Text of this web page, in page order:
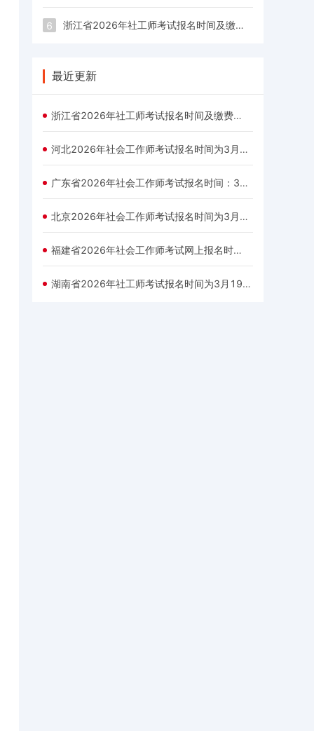
6 浙江省2026年社工师考试报名时间及缴费时间为3月17日9:00至3月27日
最近更新
浙江省2026年社工师考试报名时间及缴费时间为3月17日9:00至3月27日
河北2026年社会工作师考试报名时间为3月17日9时
广东省2026年社会工作师考试报名时间：3月16日9:00-3月26日
北京2026年社会工作师考试报名时间为3月16日至3月25日
福建省2026年社会工作师考试网上报名时间：3月16日至3月25日
湖南省2026年社工师考试报名时间为3月19日9:00-3月29日